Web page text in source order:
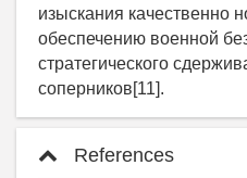
References